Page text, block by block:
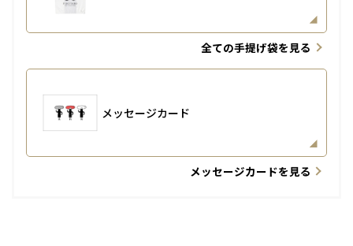
全ての手提げ袋を見る
メッセージカード
メッセージカードを見る